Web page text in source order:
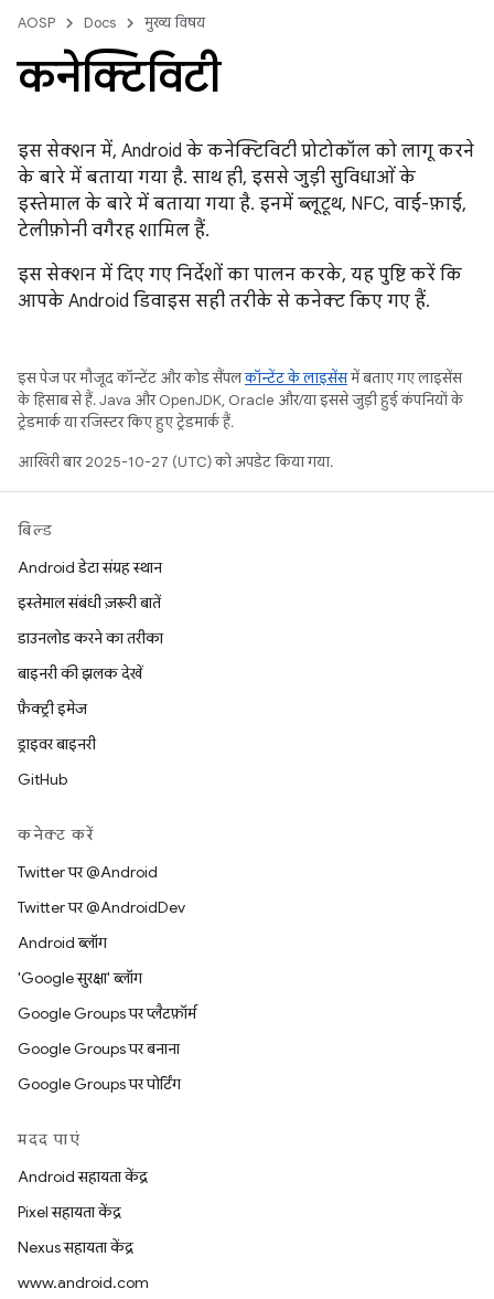
AOSP Docs मुख्य विषय
कनेक्टिविटी
इस सेक्शन में, Android के कनेक्टिविटी प्रोटोकॉल को लागू करने
के बारे में बताया गया है. साथ ही, इससे जुड़ी सुविधाओं के
इस्तेमाल के बारे में बताया गया है. इनमें ब्लूटूथ, NFC, वाई-फ़ाई,
टेलीफ़ोनी वगैरह शामिल हैं.
इस सेक्शन में दिए गए निर्देशों का पालन करके, यह पुष्टि करें कि
आपके Android डिवाइस सही तरीके से कनेक्ट किए गए हैं.
इस पेज पर मौजूद कॉन्टेंट और कोड सैंपलकॉन्टेंट के लाइसेंसमें बताए गए लाइसेंस
के हिसाब से हैं. Java और OpenJDK, Oracle और/या इससे जुड़ी हुई कंपनियों के
ट्रेडमार्क या रजिस्टर किए हुए ट्रेडमार्क हैं.
आखिरी बार 2025-10-27 (UTC) को अपडेट किया गया.
बिल्ड
Android डेटा संग्रह स्थान
इस्तेमाल संबंधी ज़रूरी बातें
डाउनलोड करने का तरीका
बाइनरी की झलक देखें
फ़ैक्ट्री इमेज
ड्राइवर बाइनरी
GitHub
कनेक्ट करें
Twitter पर @Android
Twitter पर @AndroidDev
Android ब्लॉग
'Google सुरक्षा' ब्लॉग
Google Groups पर प्लैटफ़ॉर्म
Google Groups पर बनाना
Google Groups पर पोर्टिंग
मदद पाएं
Android सहायता केंद्र
Pixel सहायता केंद्र
Nexus सहायता केंद्र
www.android.com